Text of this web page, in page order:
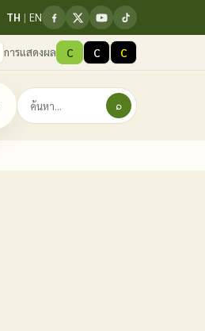
TH | EN
การแสดงผล C C C
⌕